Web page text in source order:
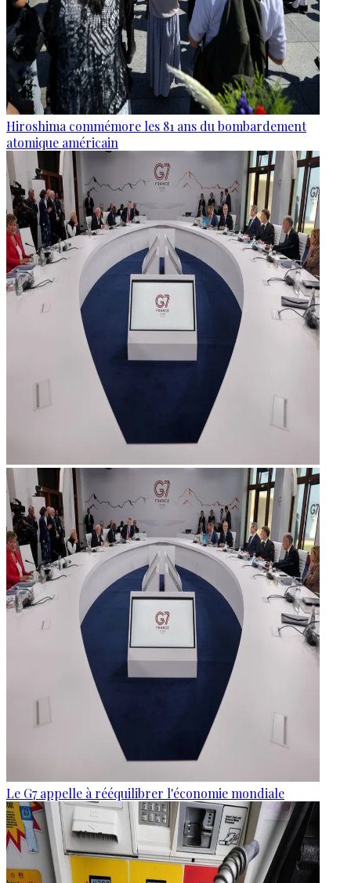
Hiroshima commémore les 81 ans du bombardement
atomique américain
Le G7 appelle à rééquilibrer l'économie mondiale